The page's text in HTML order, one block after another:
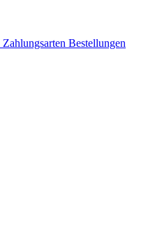
Zahlungsarten Bestellungen